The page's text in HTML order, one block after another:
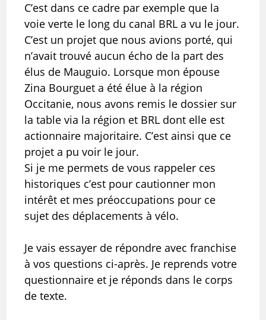
C’est dans ce cadre par exemple que la
voie verte le long du canal BRL a vu le jour.
C’est un projet que nous avions porté, qui
n’avait trouvé aucun écho de la part des
élus de Mauguio. Lorsque mon épouse
Zina Bourguet a été élue à la région
Occitanie, nous avons remis le dossier sur
la table via la région et BRL dont elle est
actionnaire majoritaire. C’est ainsi que ce
projet a pu voir le jour.
Si je me permets de vous rappeler ces
historiques c’est pour cautionner mon
intérêt et mes préoccupations pour ce
sujet des déplacements à vélo.
Je vais essayer de répondre avec franchise
à vos questions ci-après. Je reprends votre
questionnaire et je réponds dans le corps
de texte.